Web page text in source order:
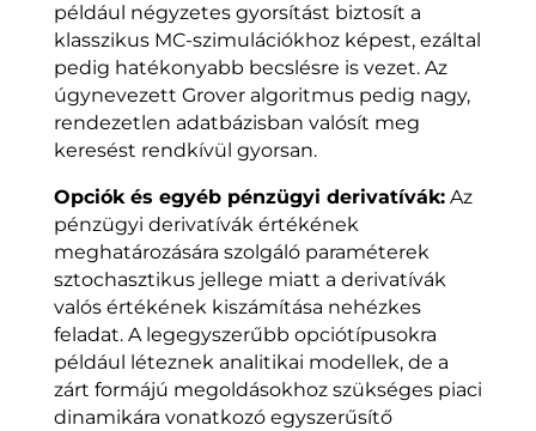
például négyzetes gyorsítást biztosít a
klasszikus MC-szimulációkhoz képest, ezáltal
pedig hatékonyabb becslésre is vezet. Az
úgynevezett Grover algoritmus pedig nagy,
rendezetlen adatbázisban valósít meg
keresést rendkívül gyorsan.
Opciók és egyéb pénzügyi derivatívák:Az
pénzügyi derivatívák értékének
meghatározására szolgáló paraméterek
sztochasztikus jellege miatt a derivatívák
valós értékének kiszámítása nehézkes
feladat. A legegyszerűbb opciótípusokra
például léteznek analitikai modellek, de a
zárt formájú megoldásokhoz szükséges piaci
dinamikára vonatkozó egyszerűsítő